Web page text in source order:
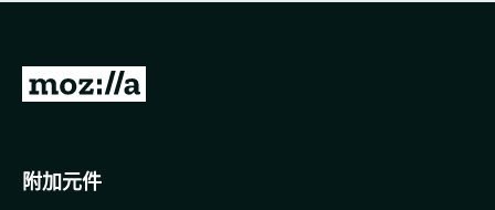
有
前
o
附加元件